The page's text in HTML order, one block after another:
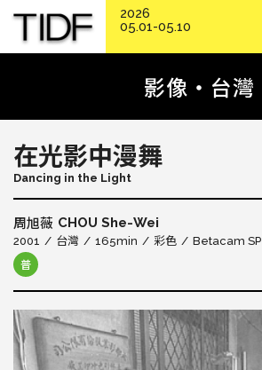
影像・台灣
在光影中漫舞
Dancing in the Light
周旭薇 CHOU She-Wei
2001 台灣 165min 彩色 Betacam SP
普
2026
05.01-05.10